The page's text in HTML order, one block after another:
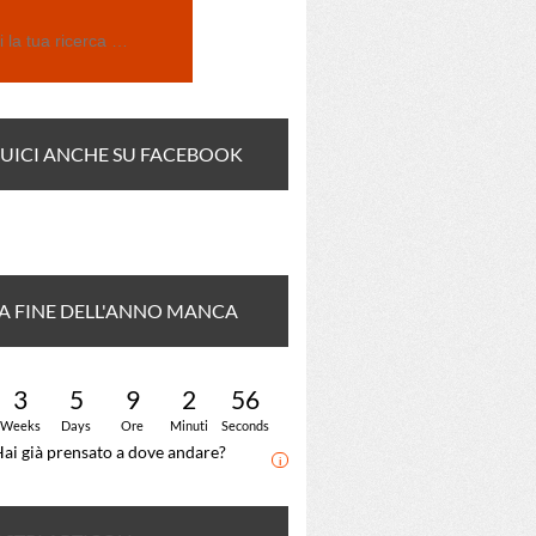
ANCHE SU FACEBOOK
FINE DELL'ANNO MANCA
3
Weeks
5
Days
9
Ore
2
Minuti
55
Seconds
già prensato a dove andare? i